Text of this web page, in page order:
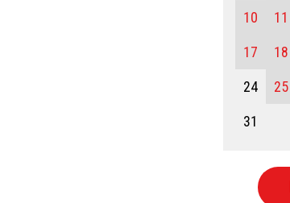
10 11
17 18
24 25
31